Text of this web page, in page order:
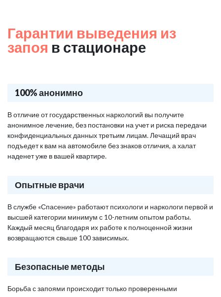
Гарантии выведения из
запоя в стационаре
100% анонимно
В отличие от государственных наркологий вы получите
анонимное лечение, без постановки на учет и риска передачи
конфиденциальных данных третьим лицам. Лечащий врач
подъедет к вам на автомобиле без знаков отличия, а халат
наденет уже в вашей квартире.
Опытные врачи
В службе «Спасение» работают психологи и наркологи первой и
высшей категории минимум с 10-летним опытом работы.
Каждый месяц благодаря их работе к полноценной жизни
возвращаются свыше 100 зависимых.
Безопасные методы
Борьба с запоями происходит только проверенными